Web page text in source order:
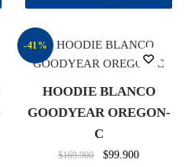
-41%
HOODIE BLANCO
GOODYEAR OREGON-
C
$169.900 $99.900